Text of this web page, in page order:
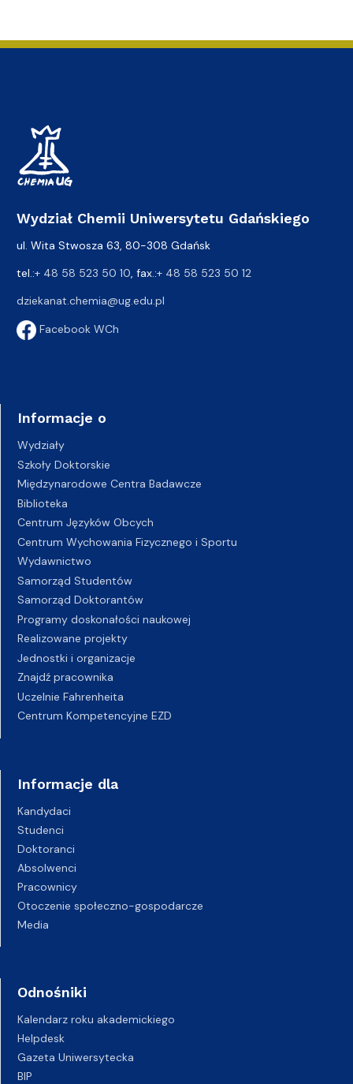
Wydział Chemii Uniwersytetu Gdańskiego
ul. Wita Stwosza 63, 80-308 Gdańsk
tel.:+ 48 58 523 50 10, fax.:+ 48 58 523 50 12
dziekanat.chemia@ug.edu.pl
Facebook WCh
Informacje o
Wydziały
Szkoły Doktorskie
Międzynarodowe Centra Badawcze
Biblioteka
Centrum Języków Obcych
Centrum Wychowania Fizycznego i Sportu
Wydawnictwo
Samorząd Studentów
Samorząd Doktorantów
Programy doskonałości naukowej
Realizowane projekty
Jednostki i organizacje
Znajdź pracownika
Uczelnie Fahrenheita
Centrum Kompetencyjne EZD
Informacje dla
Kandydaci
Studenci
Doktoranci
Absolwenci
Pracownicy
Otoczenie społeczno-gospodarcze
Media
Odnośniki
Kalendarz roku akademickiego
Helpdesk
Gazeta Uniwersytecka
BIP